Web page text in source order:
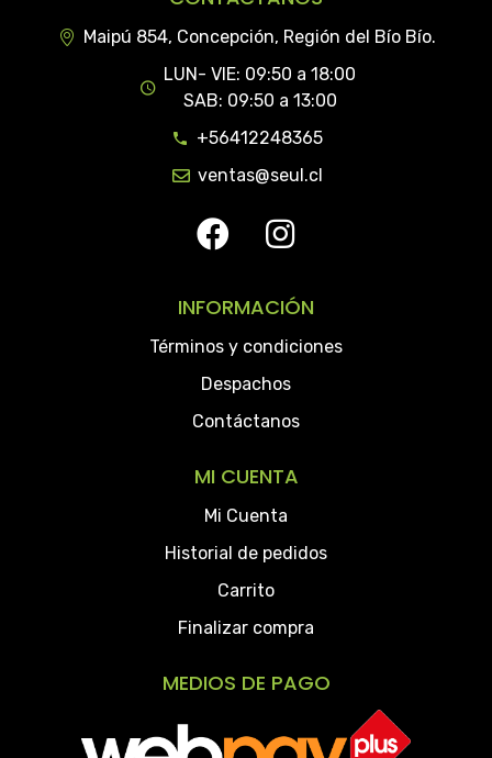
Maipú 854, Concepción, Región del Bío Bío.
LUN- VIE: 09:50 a 18:00
SAB: 09:50 a 13:00
+56412248365
ventas@seul.cl
INFORMACIÓN
Términos y condiciones
Despachos
Contáctanos
MI CUENTA
Mi Cuenta
Historial de pedidos
Carrito
Finalizar compra
MEDIOS DE PAGO